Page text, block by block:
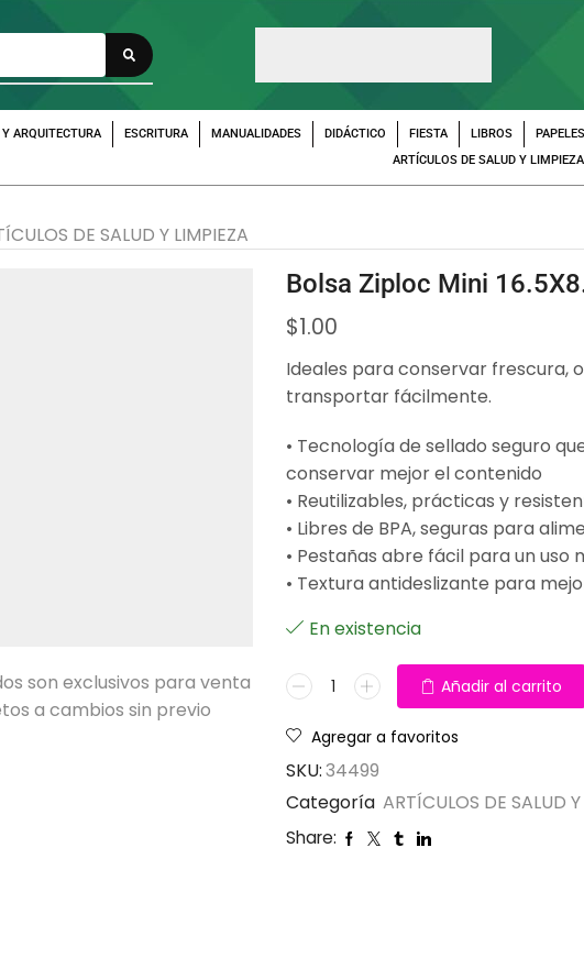
ARQUITECTURA ESCRITURA MANUALIDADES DIDÁCTICO FIESTA LIBROS PAPELES
ARTÍCULOS DE SALUD Y LIMPIEZA
DE SALUD Y LIMPIEZA
son exclusivos para venta
a cambios sin previo
Bolsa Ziploc Mini
$1.00
Ideales para conservar frescura,
transportar fácilmente.
• Tecnología de sellado seguro
conservar mejor el contenido
• Reutilizables, prácticas y
• Libres de BPA, seguras para
• Pestañas abre fácil para un uso
• Textura antideslizante para
En existencia
Añadir al carrito
Agregar a favoritos
SKU:34499
Categoría ARTÍCULOS DE SALUD
Share: